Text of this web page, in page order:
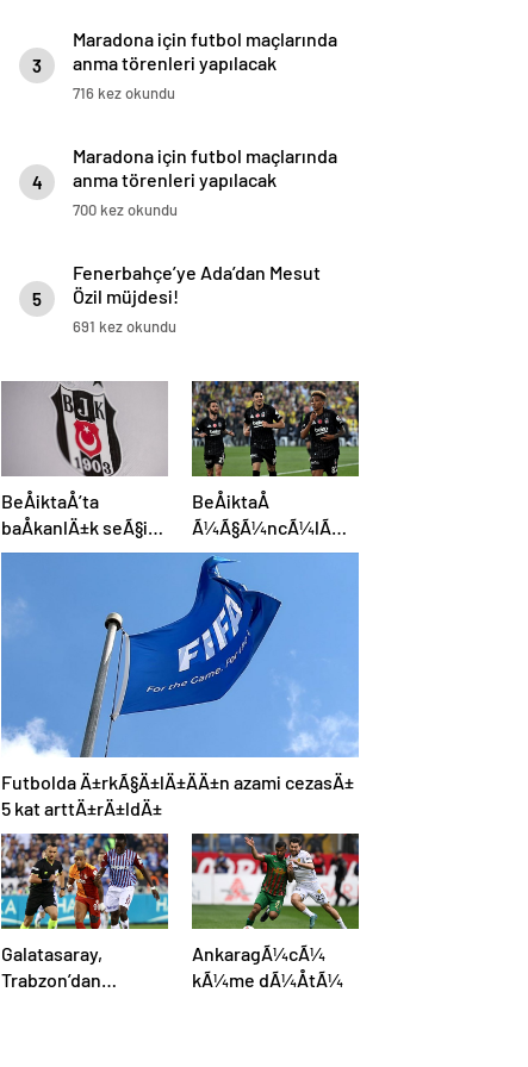
3
Maradona için futbol maçlarında
anma törenleri yapılacak
716 kez okundu
4
Maradona için futbol maçlarında
anma törenleri yapılacak
700 kez okundu
5
Fenerbahçe’ye Ada’dan Mesut
Özil müjdesi!
691 kez okundu
BeÅiktaÅ’ta
baÅkanlÄ±k seÃ§imi
yarÄ±n
BeÅiktaÅ
Ã¼Ã§Ã¼ncÃ¼lÃ¼k
iÃ§in sahada:
Muhtemel 11
Futbolda Ä±rkÃ§Ä±lÄ±ÄÄ±n azami cezasÄ±
5 kat arttÄ±rÄ±ldÄ±
Galatasaray,
Trabzon’dan
AnkaragÃ¼cÃ¼
kÃ¼me dÃ¼ÅtÃ¼